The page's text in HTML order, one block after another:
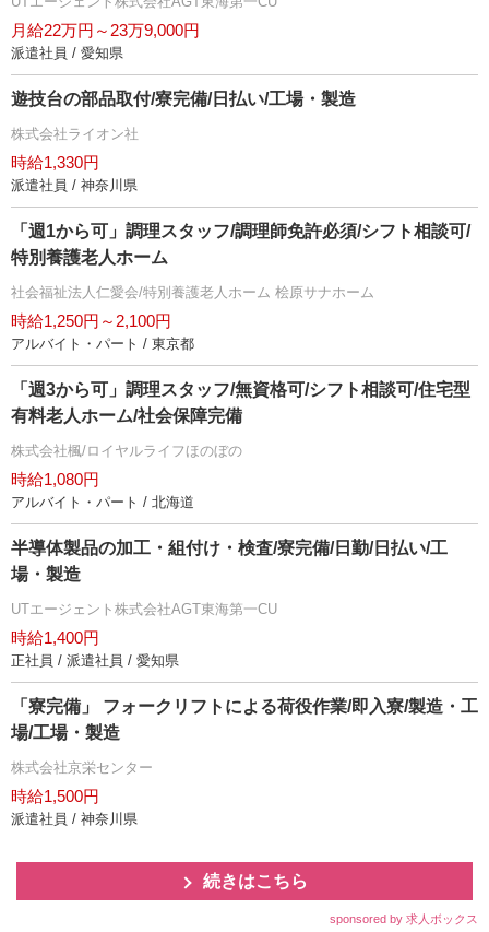
月給22万円～23万9,000円
派遣社員 / 愛知県
遊技台の部品取付/寮完備/日払い/工場・製造
株式会社ライオン社
時給1,330円
派遣社員 / 神奈川県
「週1から可」調理スタッフ/調理師免許必須/シフト相談可/
特別養護老人ホーム
社会福祉法人仁愛会/特別養護老人ホーム 桧原サナホーム
時給1,250円～2,100円
アルバイト・パート / 東京都
「週3から可」調理スタッフ/無資格可/シフト相談可/住宅型
有料老人ホーム/社会保障完備
株式会社楓/ロイヤルライフほのぼの
時給1,080円
アルバイト・パート / 北海道
半導体製品の加工・組付け・検査/寮完備/日勤/日払い/工
場・製造
UTエージェント株式会社AGT東海第一CU
時給1,400円
正社員 / 派遣社員 / 愛知県
「寮完備」 フォークリフトによる荷役作業/即入寮/製造・工
場/工場・製造
株式会社京栄センター
時給1,500円
派遣社員 / 神奈川県
続きはこちら
sponsored by 求人ボックス